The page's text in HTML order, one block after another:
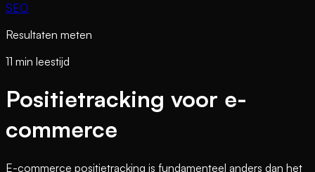
SEO
Resultaten meten
11 min leestijd
Positietracking voor e-
commerce
E-commerce positietracking is fundamenteel anders dan het